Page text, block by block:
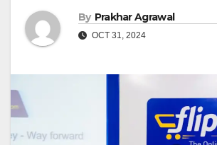
By Prakhar Agrawal
OCT 31, 2024